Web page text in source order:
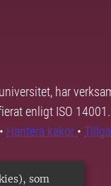
som
har
enligt ISO
• Hantera kakor •